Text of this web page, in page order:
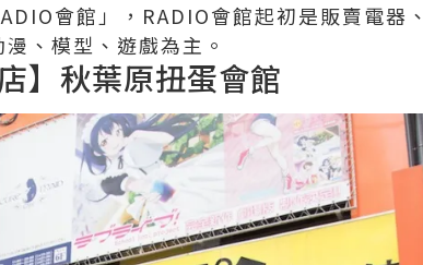
會館」，RADIO會館起初是販賣電器
、模型、遊戲為主。
】秋葉原扭蛋會館